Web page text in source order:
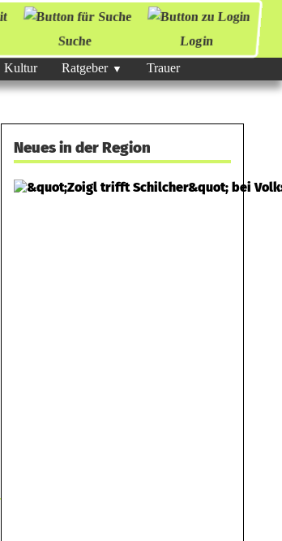
Suche
Login
Kultur Ratgeber Trauer
Neues in der Region